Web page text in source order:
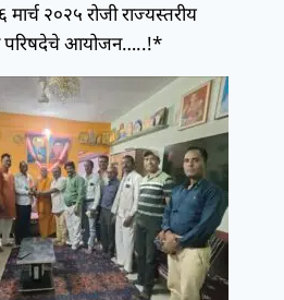
२०२५ रोजी राज्यस्तरीय
परिषदेचे आयोजन…..!*